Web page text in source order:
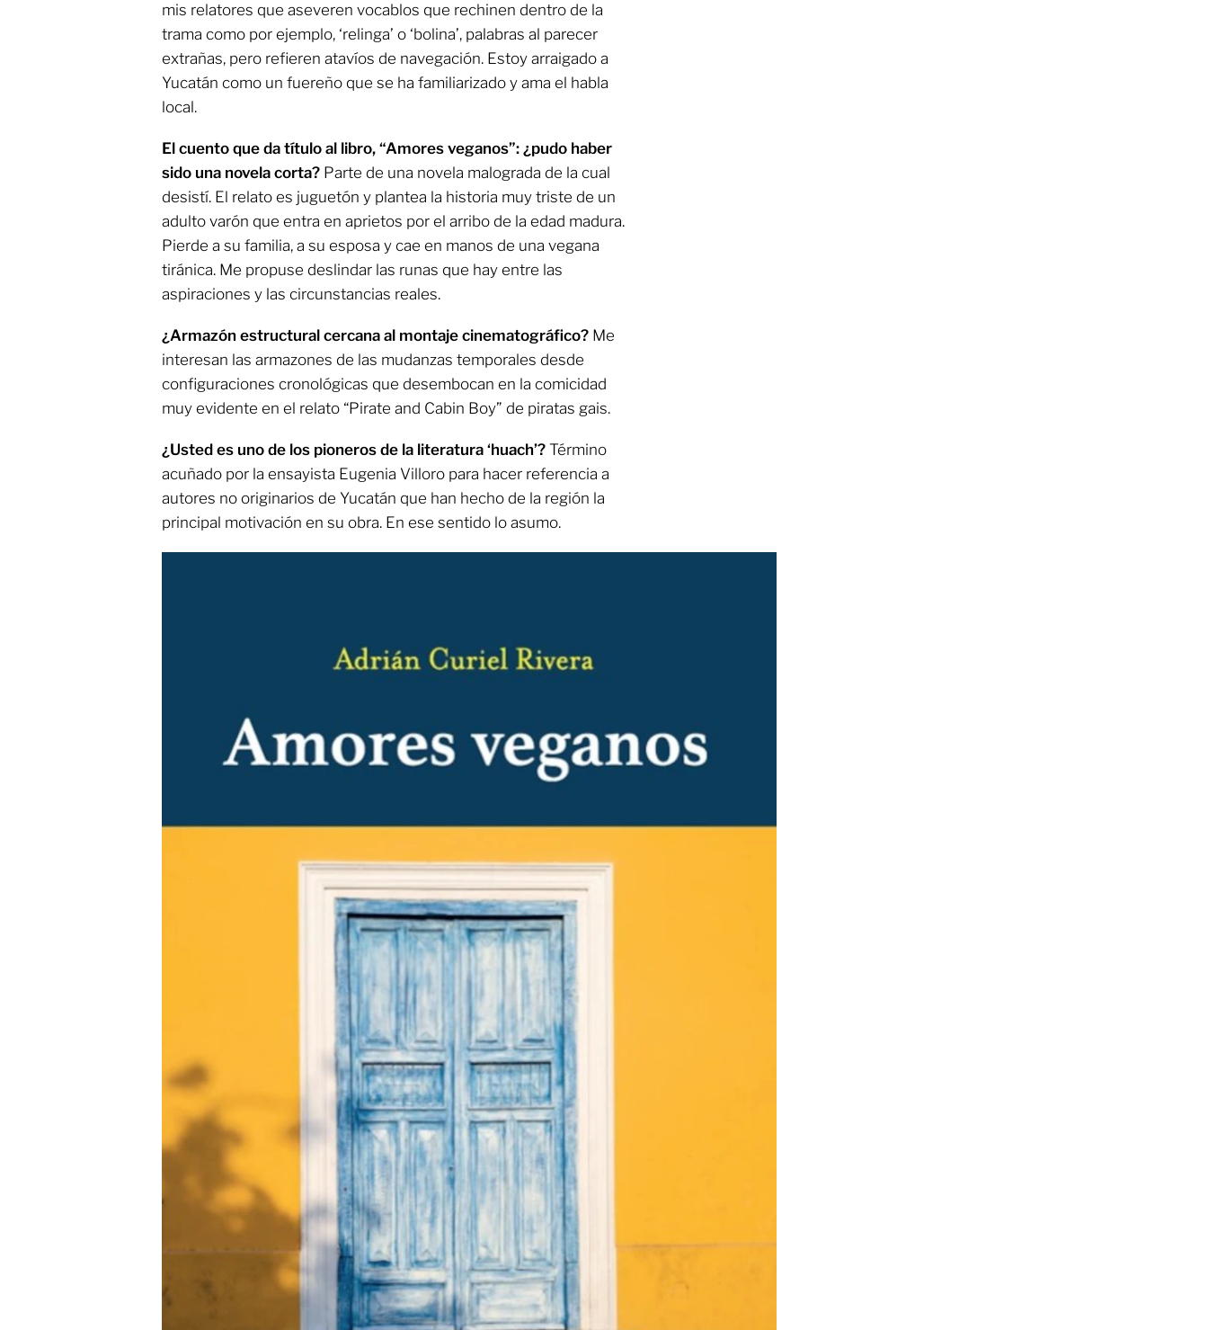
mis relatores que aseveren vocablos que rechinen dentro de la
trama como por ejemplo, ‘relinga’ o ‘bolina’, palabras al parecer
extrañas, pero refieren atavíos de navegación. Estoy arraigado a
Yucatán como un fuereño que se ha familiarizado y ama el habla
local.
El cuento que da título al libro, “Amores veganos”: ¿pudo haber
sido una novela corta? Parte de una novela malograda de la cual
desistí. El relato es juguetón y plantea la historia muy triste de un
adulto varón que entra en aprietos por el arribo de la edad madura.
Pierde a su familia, a su esposa y cae en manos de una vegana
tiránica. Me propuse deslindar las runas que hay entre las
aspiraciones y las circunstancias reales.
¿Armazón estructural cercana al montaje cinematográfico? Me
interesan las armazones de las mudanzas temporales desde
configuraciones cronológicas que desembocan en la comicidad
muy evidente en el relato “Pirate and Cabin Boy” de piratas gais.
¿Usted es uno de los pioneros de la literatura ‘huach’? Término
acuñado por la ensayista Eugenia Villoro para hacer referencia a
autores no originarios de Yucatán que han hecho de la región la
principal motivación en su obra. En ese sentido lo asumo.